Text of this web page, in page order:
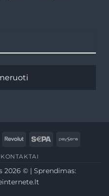
Revolut Sepa Paysera
KONTAKTAI
2026 © | Sprendimas: